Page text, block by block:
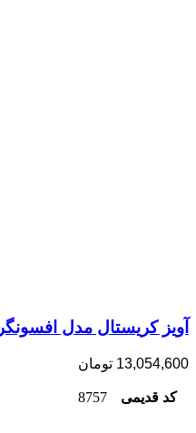
آویز کریستال مدل افسونگر
13,054,600 تومان
کد قدیمی 8757